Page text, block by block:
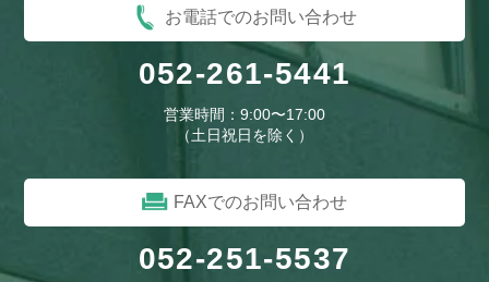
お電話でのお問い合わせ
052-261-5441
営業時間：9:00〜17:00
（土日祝日を除く）
FAXでのお問い合わせ
052-251-5537